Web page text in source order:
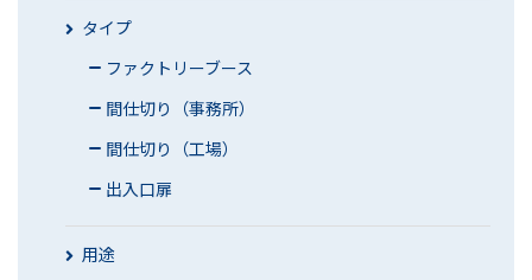
タイプ
ファクトリーブース
間仕切り（事務所）
間仕切り（工場）
出入口扉
用途